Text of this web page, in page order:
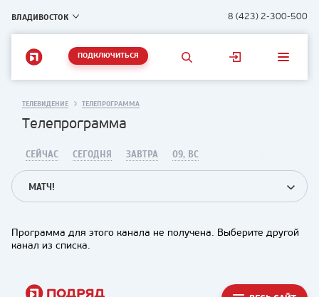
ВЛАДИВОСТОК 8 (423) 2-300-500
ПОДКЛЮЧИТЬСЯ
ТЕЛЕВИДЕНИЕ ТЕЛЕПРОГРАММА
Телепрограмма
СЕЙЧАС СЕГОДНЯ ЗАВТРА 09, ВС
МАТЧ!
Программа для этого канала не получена. Выберите другой
канал из списка.